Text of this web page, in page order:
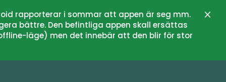
rapporterar i sommar att appen är seg mm.
bättre. Den befintliga appen skall ersättas
läge) men det innebär att den blir för stor